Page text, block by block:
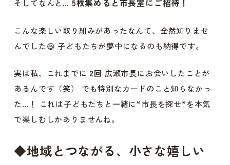
そしてなんと… 5枚集めると市長室にご招待！
こんな楽しい取り組みがあったなんて、全然知りませ
んでした😆 子どもたちが夢中になるのも納得です。
実は私、これまでに 2回 広瀬市長にお会いしたことが
あるんです（笑） でも特別なカードのこと知らなかっ
た…！ これは子どもたちと一緒に“市長を探せ”を本気
で楽しむしかありませんね。
◆地域とつながる、小さな嬉しい